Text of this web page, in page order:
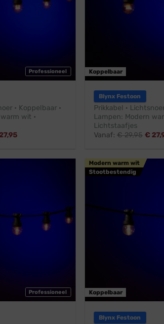
Professioneel
· Koppelbaar ·
wit ·
Koppelbaar
Blynx Festoon
Prikkabel ·
Lampen: Modern
Lichtstaafjes
Vanaf: €29,95 €
Professioneel
Modern warm wit
Stootbestendig
Koppelbaar
Blynx Festoon